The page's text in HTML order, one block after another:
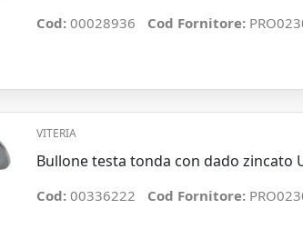
Cod: 00028936 Cod Fornitore:
VITERIA
Bullone testa tonda con dado zincato
Cod: 00336222 Cod Fornitore: